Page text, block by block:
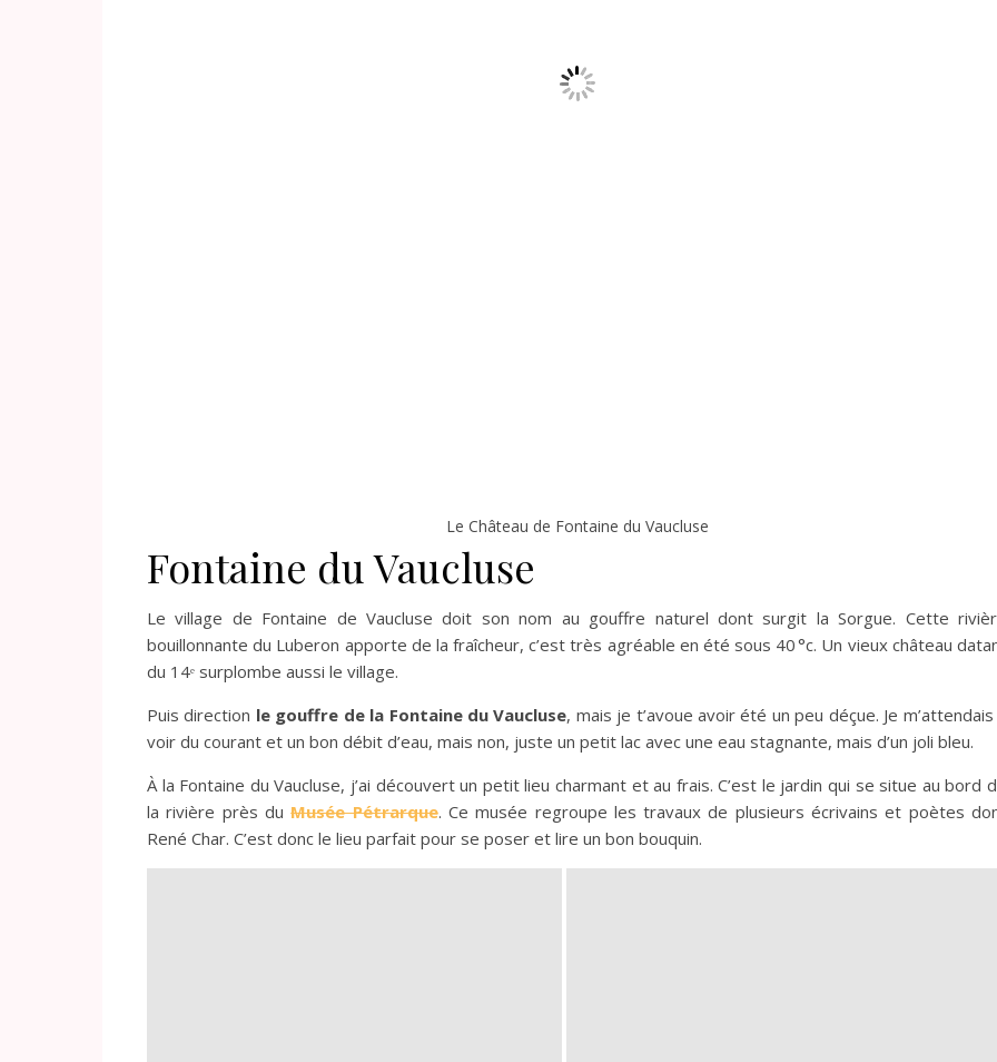
Le Château de Fontaine du Vaucluse
Fontaine du Vaucluse
Le village de Fontaine de Vaucluse doit son nom au gouffre naturel dont surgit la Sorgue. Cette
bouillonnante du Luberon apporte de la fraîcheur, c’est très agréable en été sous 40 °c. Un vieux château
du 14ᵉ surplombe aussi le village.
Puis direction le gouffre de la Fontaine du Vaucluse, mais je t’avoue avoir été un peu déçue. Je m’attendais
voir du courant et un bon débit d’eau, mais non, juste un petit lac avec une eau stagnante, mais d’un joli bleu.
À la Fontaine du Vaucluse, j’ai découvert un petit lieu charmant et au frais. C’est le jardin qui se situe au bord
la rivière près duMusée Pétrarque. Ce musée regroupe les travaux de plusieurs écrivains et poètes
René Char. C’est donc le lieu parfait pour se poser et lire un bon bouquin.